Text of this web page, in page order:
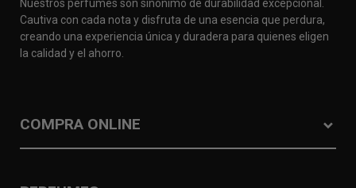
Nuestros perfumes son sinónimo de durabilidad excepcional.
Cautiva con cada nota y disfruta de una esencia que perdura,
creando una experiencia única y duradera para quienes eligen
la calidad y el ahorro.
COMPRA ONLINE